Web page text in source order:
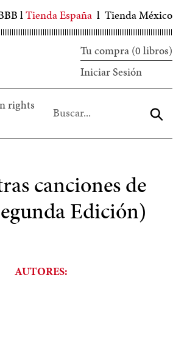
lTienda España l Tienda México
Tu compra (0 libros)
Iniciar SesiónIniciar
sesión
rights
canciones de
Edición)
AUTORES: